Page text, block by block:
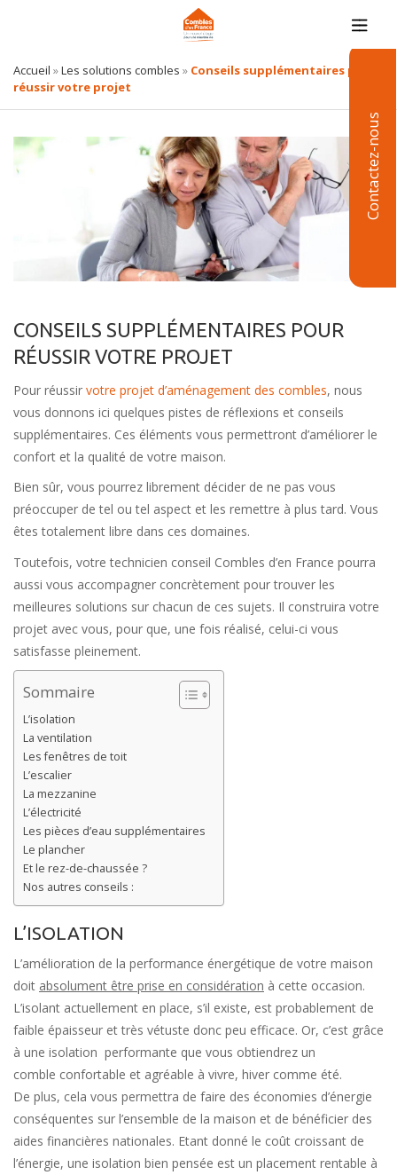
Contactez-nous
Accueil »Les solutions combles » Conseils supplémentaires pour
réussir votre projet
CONSEILS SUPPLÉMENTAIRES POUR
RÉUSSIR VOTRE PROJET
Pour réussir votre projet d’aménagement des combles, nous
vous donnons ici quelques pistes de réflexions et conseils
supplémentaires. Ces éléments vous permettront d’améliorer le
confort et la qualité de votre maison.
Bien sûr, vous pourrez librement décider de ne pas vous
préoccuper de tel ou tel aspect et les remettre à plus tard. Vous
êtes totalement libre dans ces domaines.
Toutefois, votre technicien conseil Combles d’en France pourra
aussi vous accompagner concrètement pour trouver les
meilleures solutions sur chacun de ces sujets. Il construira votre
projet avec vous, pour que, une fois réalisé, celui-ci vous
satisfasse pleinement.
Sommaire
L’isolation
La ventilation
Les fenêtres de toit
L’escalier
La mezzanine
L’électricité
Les pièces d’eau supplémentaires
Le plancher
Et le rez-de-chaussée ?
Nos autres conseils :
L’ISOLATION
L’amélioration de la performance énergétique de votre maison
doit absolument être prise en considération à cette occasion.
L’isolant actuellement en place, s’il existe, est probablement de
faible épaisseur et très vétuste donc peu efficace. Or, c’est grâce
à une isolation performante que vous obtiendrez un
comble confortable et agréable à vivre, hiver comme été.
De plus, cela vous permettra de faire des économies d’énergie
conséquentes sur l’ensemble de la maison et de bénéficier des
aides financières nationales. Etant donné le coût croissant de
l’énergie, une isolation bien pensée est un placement rentable à